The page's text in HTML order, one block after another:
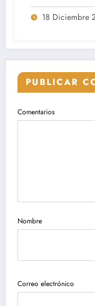
18 Diciembre
PUBLICAR
Comentarios
Nombre
Correo electrónico